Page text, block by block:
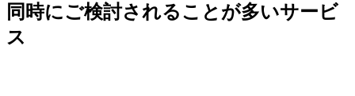
同時にご検討されることが多いサービ
ス